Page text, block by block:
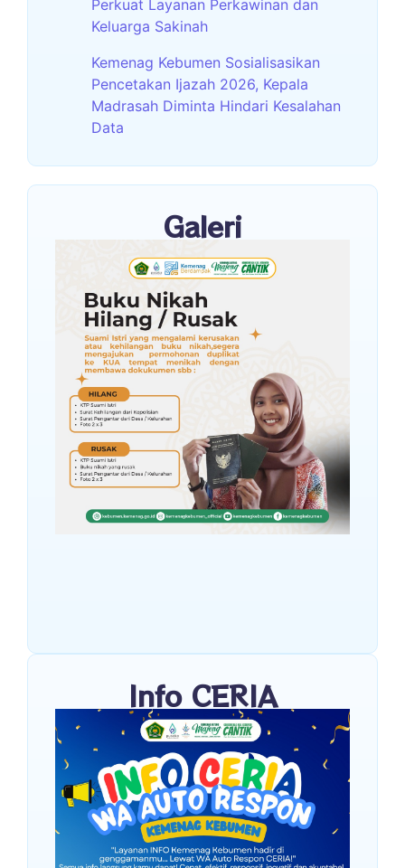
Perkuat Layanan Perkawinan dan
Keluarga Sakinah
Kemenag Kebumen Sosialisasikan
Pencetakan Ijazah 2026, Kepala
Madrasah Diminta Hindari Kesalahan
Data
Galeri
Info CERIA